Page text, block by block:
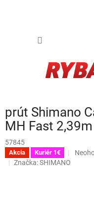
prút Shimano
MH Fast
57845
Akcia Kuriér 1€
Značka:SHIMANO